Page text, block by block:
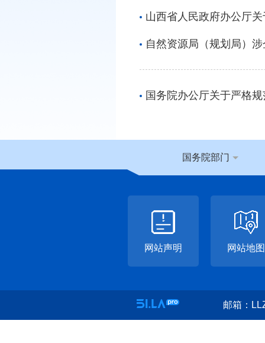
山西省人民政府办公厅
自然资源局（规划局）
国务院办公厅关于严格
国务院部门
网站声明 网站地图
邮箱：